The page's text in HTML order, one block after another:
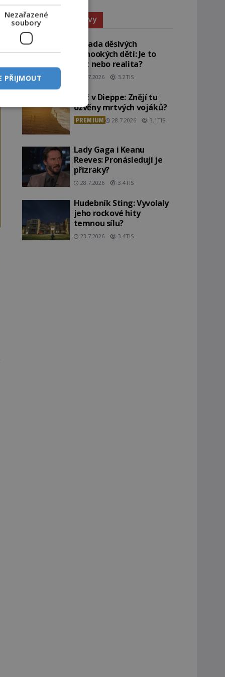
Paranormální jevy
Záhada děsivých
černookých dětí: Je to
žert nebo realita?
29.7.2026 3.2TIS
Pláž v Dieppe: Znějí tu
ozvěny mrtvých vojáků?
PREMIUM 28.7.2026 3.1TIS
Lady Gaga i Keanu
Reeves: Pronásledují je
přízraky?
28.7.2026 3.4TIS
Hudebník Sting: Vyvolaly
jeho rockové hity
temnou sílu?
23.7.2026 3.4TIS
Nezařazené
soubory
PŘIJMOUT